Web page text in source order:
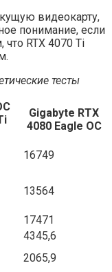
видеокарту,
понимание, если
RTX 4070 Ti
тесты
Gigabyte RTX
4080 Eagle OC
16749
13564
17471
4345,6
2065,9